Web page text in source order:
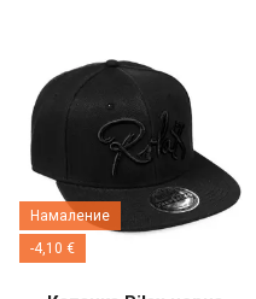
Намаление
-4,10 €